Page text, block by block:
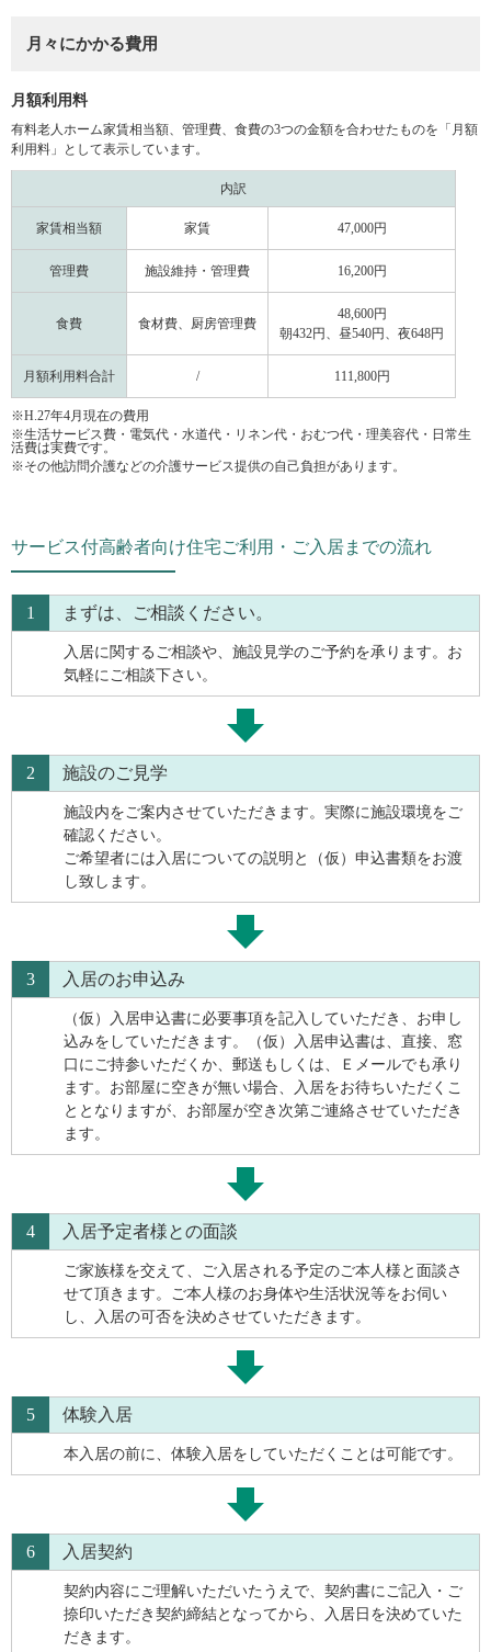
月々にかかる費用
月額利用料
有料老人ホーム家賃相当額、管理費、食費の3つの金額を合わせたものを「月額
利用料」として表示しています。
内訳
家賃相当額 家賃 47,000円
管理費 施設維持・管理費 16,200円
食費 食材費、厨房管理費
48,600円
朝432円、昼540円、夜648円
月額利用料合計 / 111,800円
※H.27年4月現在の費用
※生活サービス費・電気代・水道代・リネン代・おむつ代・理美容代・日常生
活費は実費です。
※その他訪問介護などの介護サービス提供の自己負担があります。
サービス付高齢者向け住宅ご利用・ご入居までの流れ
1 まずは、ご相談ください。
入居に関するご相談や、施設見学のご予約を承ります。お
気軽にご相談下さい。
2 施設のご見学
施設内をご案内させていただきます。実際に施設環境をご
確認ください。
ご希望者には入居についての説明と（仮）申込書類をお渡
し致します。
3 入居のお申込み
（仮）入居申込書に必要事項を記入していただき、お申し
込みをしていただきます。（仮）入居申込書は、直接、窓
口にご持参いただくか、郵送もしくは、Ｅメールでも承り
ます。お部屋に空きが無い場合、入居をお待ちいただくこ
ととなりますが、お部屋が空き次第ご連絡させていただき
ます。
4 入居予定者様との面談
ご家族様を交えて、ご入居される予定のご本人様と面談さ
せて頂きます。ご本人様のお身体や生活状況等をお伺い
し、入居の可否を決めさせていただきます。
5 体験入居
本入居の前に、体験入居をしていただくことは可能です。
6 入居契約
契約内容にご理解いただいたうえで、契約書にご記入・ご
捺印いただき契約締結となってから、入居日を決めていた
だきます。